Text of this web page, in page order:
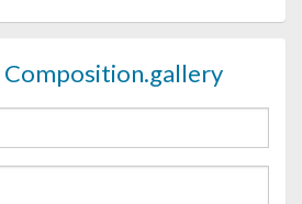
Composition.gallery